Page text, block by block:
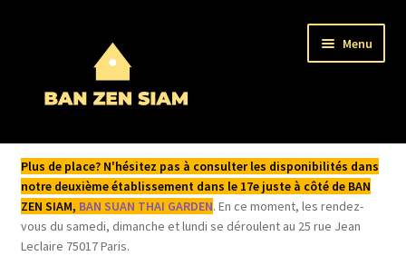
navigation
Menu
Bienvenue
le
menu
enfant
L’institut
Ouvrir
le
menu
Acheter / Réserver
Ouvrir
Plus de place? N'hésitez pas à consulter les disponibilités dans
notre deuxième établissement dans le 17e juste à côté de BAN
ZEN SIAM, BAN SUAN THAI GARDEN. En ce moment, les rendez-
vous du samedi, dimanche et lundi se déroulent au 25 rue Jean
Leclaire 75017 Paris.